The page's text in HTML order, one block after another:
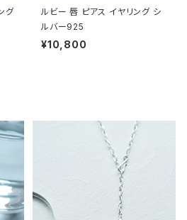
グ
ルビー 唇 ピアス イヤリング シ
ルバー925
¥10,800